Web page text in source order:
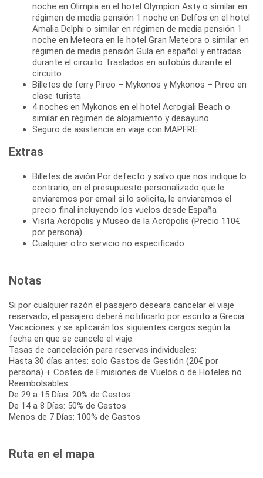
noche en Olimpia en el hotel Olympion Asty o similar en
régimen de media pensión 1 noche en Delfos en el hotel
Amalia Delphi o similar en régimen de media pensión 1
noche en Meteora en le hotel Gran Meteora o similar en
régimen de media pensión Guía en español y entradas
durante el circuito Traslados en autobús durante el
circuito
Billetes de ferry Pireo – Mykonos y Mykonos – Pireo en
clase turista
4 noches en Mykonos en el hotel Acrogiali Beach o
similar en régimen de alojamiento y desayuno
Seguro de asistencia en viaje con MAPFRE
Extras
Billetes de avión Por defecto y salvo que nos indique lo
contrario, en el presupuesto personalizado que le
enviaremos por email si lo solicita, le enviaremos el
precio final incluyendo los vuelos desde España
Visita Acrópolis y Museo de la Acrópolis (Precio 110€
por persona)
Cualquier otro servicio no especificado
Notas
Si por cualquier razón el pasajero deseara cancelar el viaje
reservado, el pasajero deberá notificarlo por escrito a Grecia
Vacaciones y se aplicarán los siguientes cargos según la
fecha en que se cancele el viaje:
Tasas de cancelación para reservas individuales:
Hasta 30 días antes: solo Gastos de Gestión (20€ por
persona) + Costes de Emisiones de Vuelos o de Hoteles no
Reembolsables
De 29 a 15 Días: 20% de Gastos
De 14 a 8 Días: 50% de Gastos
Menos de 7 Días: 100% de Gastos
Ruta en el mapa